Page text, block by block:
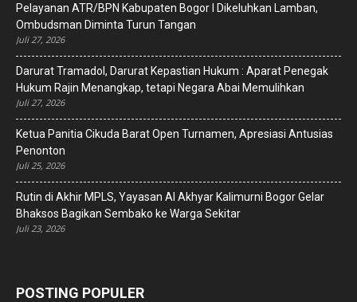
Pelayanan ATR/BPN Kabupaten Bogor I Dikeluhkan Lamban,
Ombudsman Diminta Turun Tangan
Juli 27, 2026
Darurat Tramadol, Darurat Kepastian Hukum : Aparat Penegak
Hukum Rajin Menangkap, tetapi Negara Abai Memulihkan
Juli 27, 2026
Ketua Panitia Cikuda Barat Open Turnamen, Apresiasi Antusias
Penonton
Juli 25, 2026
Rutin di Akhir MPLS, Yayasan Al Akhyar Kalimurni Bogor Gelar
Bhaksos Bagikan Sembako ke Warga Sekitar
Juli 23, 2026
POSTING POPULER